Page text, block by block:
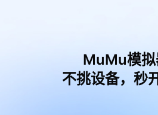
MuMu模拟
不挑设备，秒